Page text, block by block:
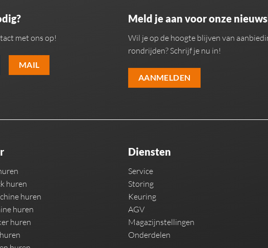
met ons op!
MAIL
Meld je aan voor onze
Wil je op de hoogte blijven van
rondrijden? Schrijf je nu in!
AANMELDEN
huren
huren
huren
huren
Diensten
Service
Storing
Keuring
AGV
Magazijnstellingen
Onderdelen